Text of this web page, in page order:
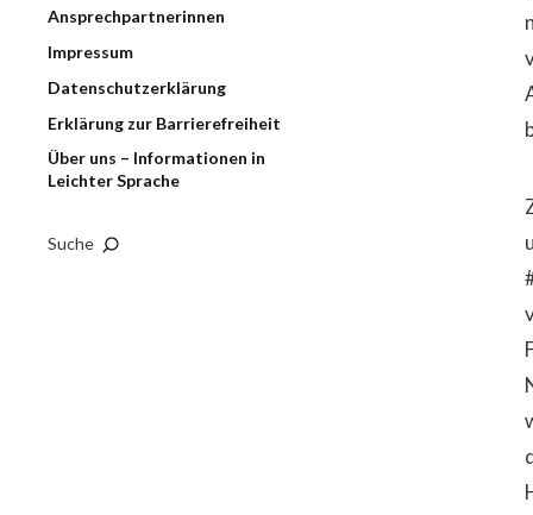
Ansprechpartnerinnen
Impressum
Datenschutzerklärung
Erklärung zur Barrierefreiheit
Über uns – Informationen in
Leichter Sprache
Suche